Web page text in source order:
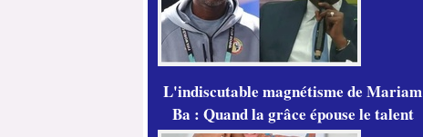
L'indiscutable magnétisme de Mariam
Ba : Quand la grâce épouse le talent